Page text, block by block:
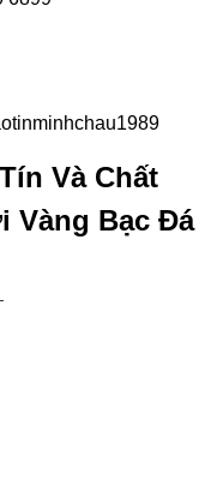
Và Chất
Vàng Bạc Đá